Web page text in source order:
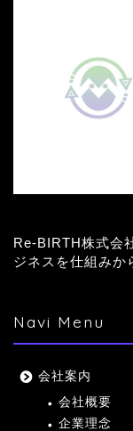
Re-BIRTH株式会
ジネスを仕組みか
Navi Menu
会社案内
会社概要
企業理念